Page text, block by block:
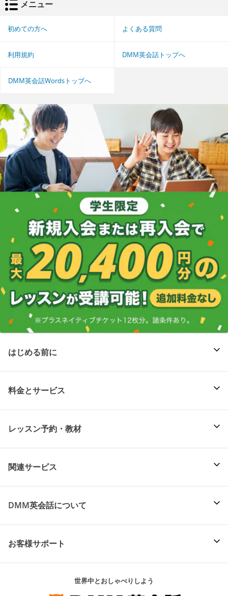
メニュー
初めての方へ よくある質問
利用規約 DMM英会話トップへ
DMM英会話Wordsトップへ
はじめる前に
料金とサービス
レッスン予約・教材
関連サービス
DMM英会話について
お客様サポート
世界中とおしゃべりしよう